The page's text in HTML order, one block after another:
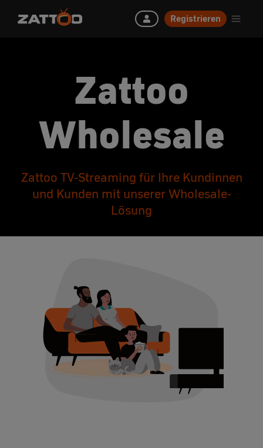
Registrieren
Zattoo
Wholesale
Zattoo TV-Streaming für Ihre Kundinnen
und Kunden mit unserer Wholesale-
Lösung